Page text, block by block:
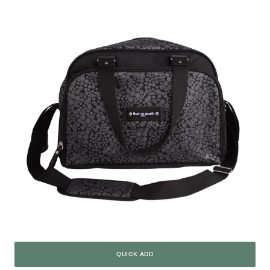
QUICK ADD